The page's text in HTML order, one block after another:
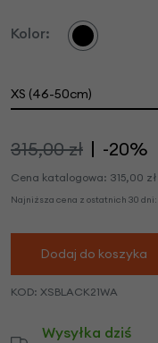
Kolor:
XS (46-50cm)
315,00 zł -20%
Cena katalogowa: 315,00 zł
Najniższa cena z ostatnich 30 dni:
Dodaj do koszyka
KOD: XSBLACK21WA
Wysyłka dziś